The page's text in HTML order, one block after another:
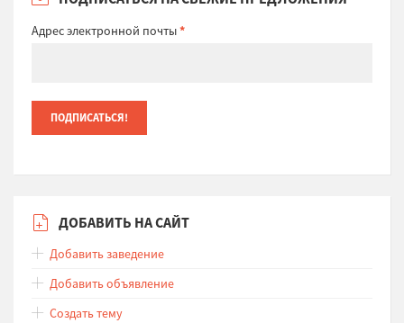
Адрес электронной почты*
ДОБАВИТЬ НА САЙТ
Добавить заведение
Добавить объявление
Создать тему